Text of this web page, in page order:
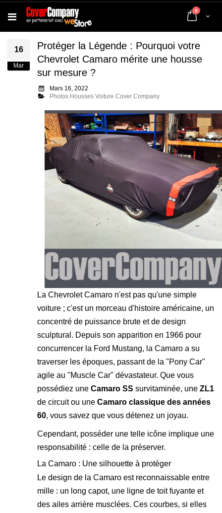
Cart
0 articles
16
Mar
Protéger la Légende : Pourquoi votre
Chevrolet Camaro mérite une housse
sur mesure ?
Mars 16, 2022
Photos Housses Voiture Cover Company
La Chevrolet Camaro n'est pas qu'une simple
voiture ; c'est un morceau d'histoire américaine, un
concentré de puissance brute et de design
sculptural. Depuis son apparition en 1966 pour
concurrencer la Ford Mustang, la Camaro a su
traverser les époques, passant de la "Pony Car"
agile au "Muscle Car" dévastateur. Que vous
possédiez une Camaro SS survitaminée, une ZL1
de circuit ou une Camaro classique des années
60, vous savez que vous détenez un joyau.
Cependant, posséder une telle icône implique une
responsabilité : celle de la préserver.
La Camaro : Une silhouette à protéger
Le design de la Camaro est reconnaissable entre
mille : un long capot, une ligne de toit fuyante et
des ailes arrière musclées. Ces courbes, si elles